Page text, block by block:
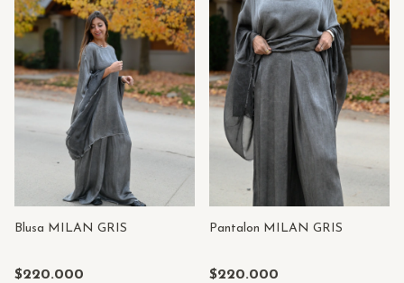
Blusa MILAN GRIS
$220.000
Pantalon MILAN GRIS
$220.000